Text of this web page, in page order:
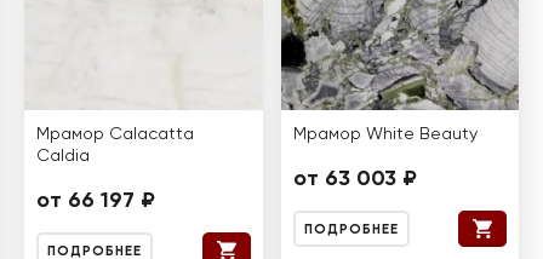
Мрамор Calacatta
Caldia
от 66 197 ₽
ПОДРОБНЕЕ
Мрамор White Beauty
от 63 003 ₽
ПОДРОБНЕЕ